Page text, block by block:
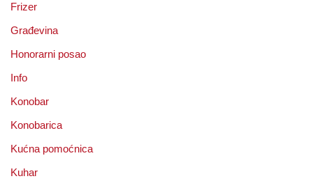
Frizer
Građevina
Honorarni posao
Info
Konobar
Konobarica
Kućna pomoćnica
Kuhar